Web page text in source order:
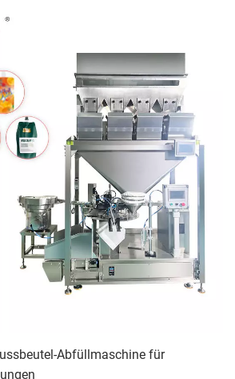
Abfüllmaschine für